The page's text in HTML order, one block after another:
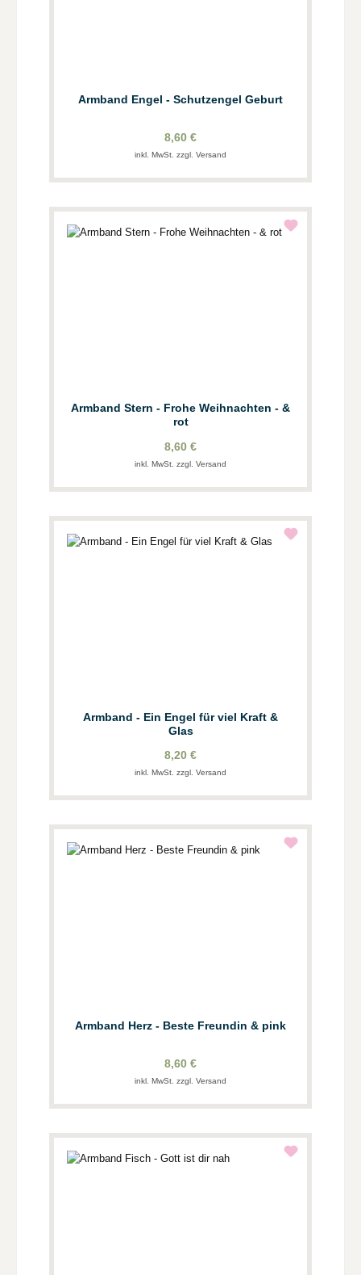
Armband Engel - Schutzengel Geburt
8,60 €
inkl. MwSt. zzgl. Versand
Armband Stern - Frohe Weihnachten - &
rot
8,60 €
inkl. MwSt. zzgl. Versand
Armband - Ein Engel für viel Kraft &
Glas
8,20 €
inkl. MwSt. zzgl. Versand
Armband Herz - Beste Freundin & pink
8,60 €
inkl. MwSt. zzgl. Versand